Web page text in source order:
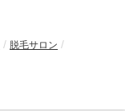
脱毛サロン